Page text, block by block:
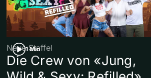
1 Min
Neue Staffel
Die Crew von «Jung,